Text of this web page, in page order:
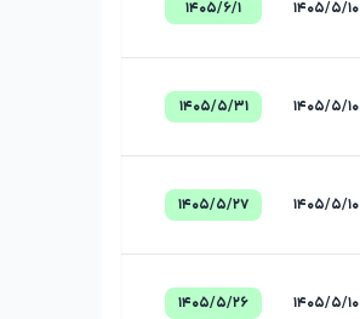
۱۴۰۵/۵/۱۰ ۱۴۰۵/۶/۱
۱۴۰۵/۵/۱۰ ۱۴۰۵/۵/۳۱
۱۴۰۵/۵/۱۰ ۱۴۰۵/۵/۲۷
۱۴۰۵/۵/۱۰ ۱۴۰۵/۵/۲۶